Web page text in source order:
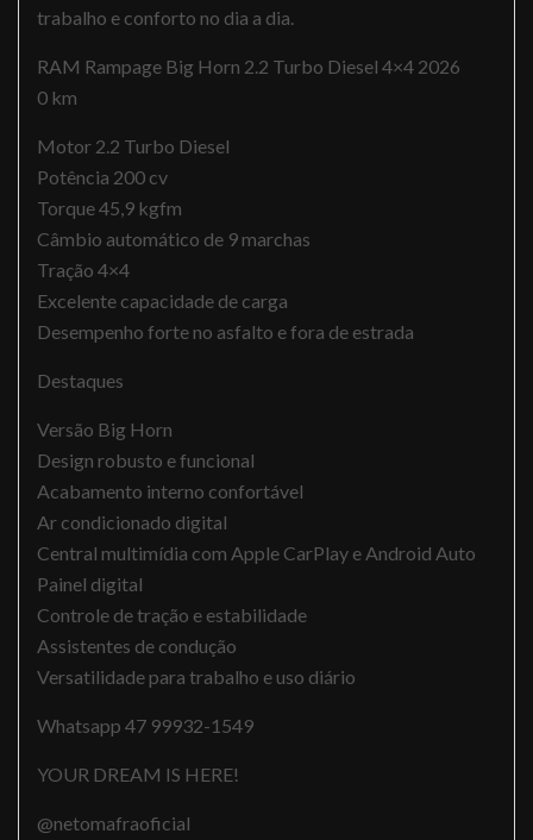
trabalho e conforto no dia a dia.
RAM Rampage Big Horn 2.2 Turbo Diesel 4×4 2026
0 km
Motor 2.2 Turbo Diesel
Potência 200 cv
Torque 45,9 kgfm
Câmbio automático de 9 marchas
Tração 4×4
Excelente capacidade de carga
Desempenho forte no asfalto e fora de estrada
Destaques
Versão Big Horn
Design robusto e funcional
Acabamento interno confortável
Ar condicionado digital
Central multimídia com Apple CarPlay e Android Auto
Painel digital
Controle de tração e estabilidade
Assistentes de condução
Versatilidade para trabalho e uso diário
Whatsapp 47 99932-1549
YOUR DREAM IS HERE!
@netomafraoficial